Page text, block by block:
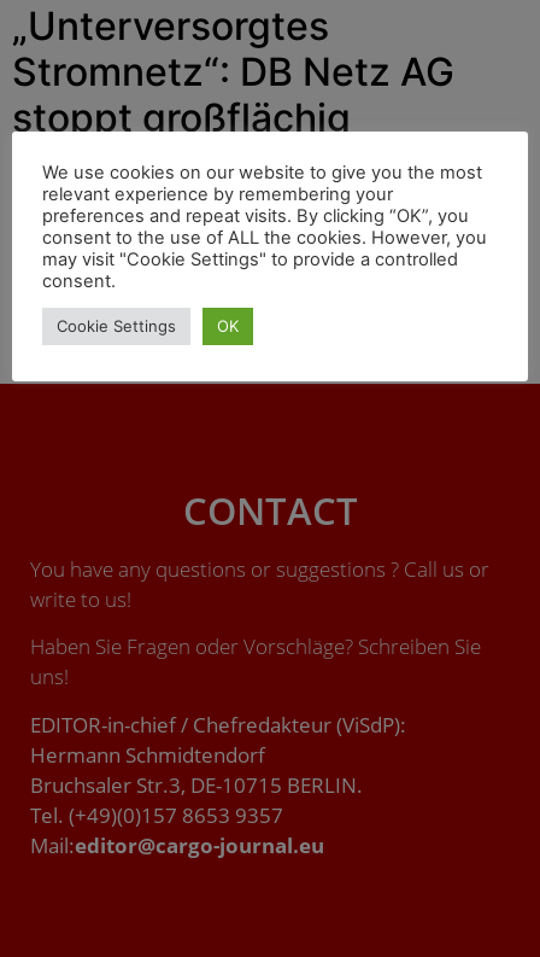
„Unterversorgtes
Stromnetz“: DB Netz AG
stoppt großflächig
deutschen Güterverkehr
Eine beispiellose Entscheidung fällte offenbar am 23.
März 2022 die DB Netz AG, die Verwalterin des
deutschen öffentlichen Eisenbahnnetzes. Sie hielt
stundenlang für mehrere Stunden in großen Teilen
CONTACT
You have any questions or suggestions ? Call us or
write to us!
Haben Sie Fragen oder Vorschläge? Schreiben Sie
uns!
EDITOR-in-chief / Chefredakteur (ViSdP):
Hermann Schmidtendorf
Bruchsaler Str.3, DE-10715 BERLIN.
Tel. (+49)(0)157 8653 9357
Mail:editor@cargo-journal.eu
We use cookies on our website to give you the most
relevant experience by remembering your
preferences and repeat visits. By clicking “OK”, you
consent to the use of ALL the cookies. However, you
may visit "Cookie Settings" to provide a controlled
consent.
Cookie Settings OK